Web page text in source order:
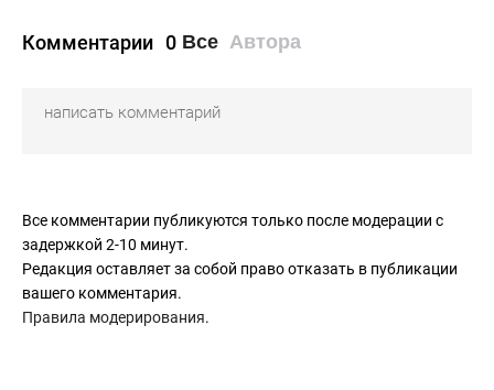
Комментарии 0 Все Автора
Все комментарии публикуются только после модерации с
задержкой 2-10 минут.
Редакция оставляет за собой право отказать в публикации
вашего комментария.
Правила модерирования.